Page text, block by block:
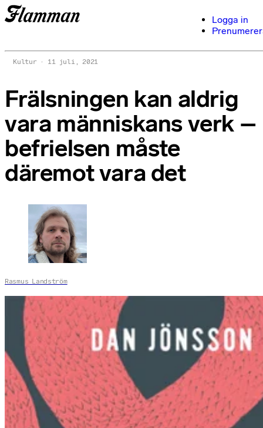
Logga in
Kultur 11 juli, 2021
Frälsningen kan aldrig
vara människans verk –
befrielsen måste
däremot vara det
Rasmus Landström